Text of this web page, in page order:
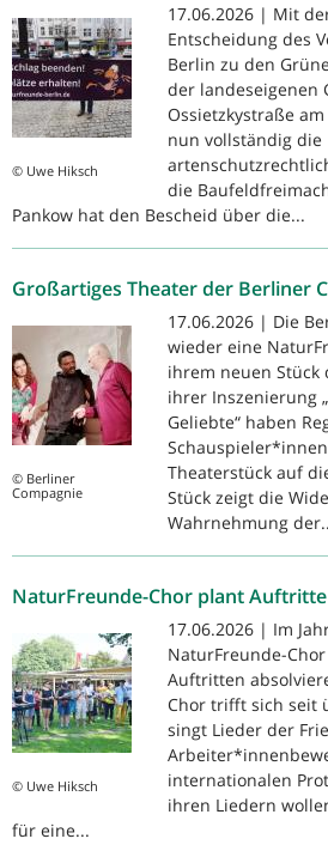
© Uwe Hiksch
17.06.2026 | Mit
Entscheidung des
Berlin zu den
der landeseigenen
Ossietzkystraße
nun vollständig die
die
Pankow hat den Bescheid über die...
Großartiges Theater der Berliner
© Berliner
Compagnie
17.06.2026 | Die
wieder eine
ihrem neuen
ihrer Inszenierung
Geliebte“ haben
Theaterstück auf
Stück zeigt die
Wahrnehmung
NaturFreunde-Chor plant Auftritte
© Uwe Hiksch
17.06.2026 | Im
NaturFreunde-
Auftritten
Chor trifft sich seit
singt Lieder der
internationalen
ihren Liedern
für eine...